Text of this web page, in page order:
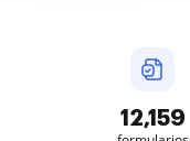
12,160